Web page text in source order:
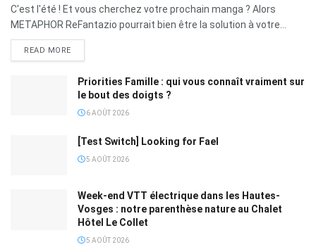
C'est l'été ! Et vous cherchez votre prochain manga ? Alors
METAPHOR ReFantazio pourrait bien être la solution à votre...
READ MORE
Priorities Famille : qui vous connaît vraiment sur
le bout des doigts ?
6 AOÛT 2026
[Test Switch] Looking for Fael
5 AOÛT 2026
Week-end VTT électrique dans les Hautes-
Vosges : notre parenthèse nature au Chalet
Hôtel Le Collet
5 AOÛT 2026